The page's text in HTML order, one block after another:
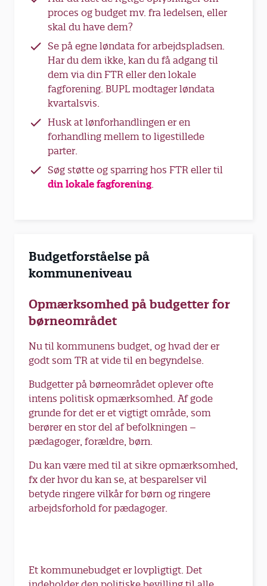
proces og budget mv. fra ledelsen, eller
skal du have dem?
Se på egne løndata for arbejdspladsen.
Har du dem ikke, kan du få adgang til
dem via din FTR eller den lokale
fagforening. BUPL modtager løndata
kvartalsvis.
Husk at lønforhandlingen er en
forhandling mellem to ligestillede
parter.
Søg støtte og sparring hos FTR eller til
din lokale fagforening.
Budgetforståelse på
kommuneniveau
Opmærksomhed på budgetter for
børneområdet
Nu til kommunens budget, og hvad der er
godt som TR at vide til en begyndelse.
Budgetter på børneområdet oplever ofte
intens politisk opmærksomhed. Af gode
grunde for det er et vigtigt område, som
berører en stor del af befolkningen –
pædagoger, forældre, børn.
Du kan være med til at sikre opmærksomhed,
fx der hvor du kan se, at besparelser vil
betyde ringere vilkår for børn og ringere
arbejdsforhold for pædagoger.
Et kommunebudget er lovpligtigt. Det